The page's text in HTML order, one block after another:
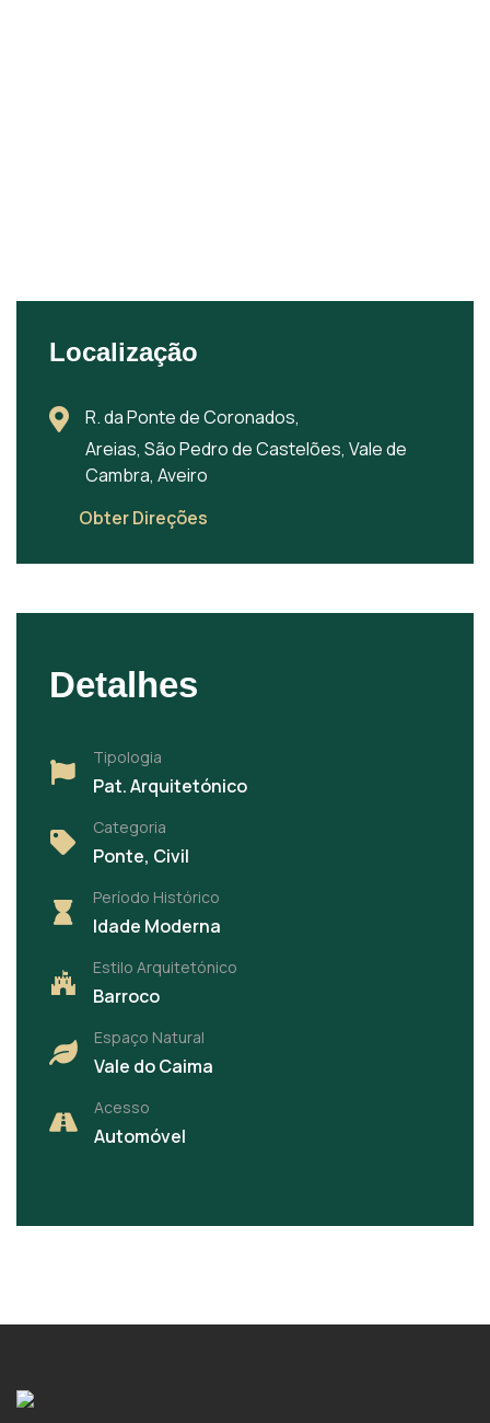
Localização
R. da Ponte de Coronados,
Areias, São Pedro de Castelões, Vale de
Cambra, Aveiro
Obter Direções
Detalhes
Tipologia
Pat. Arquitetónico
Categoria
Ponte, Civil
Período Histórico
Idade Moderna
Estilo Arquitetónico
Barroco
Espaço Natural
Vale do Caima
Acesso
Automóvel